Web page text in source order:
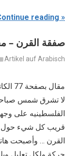
reading
صفقة القرن –
Artikel auf Arabisch
لا تشرق شمس صباحاً
الفلسطينيه على
قريب كل شيء حول
القرن … وأصبحت